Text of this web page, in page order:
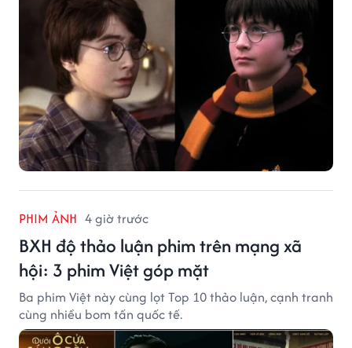
PHIM ẢNH 4 giờ trước
BXH độ thảo luận phim trên mạng xã
hội: 3 phim Việt góp mặt
Ba phim Việt này cùng lọt Top 10 thảo luận, cạnh tranh
cùng nhiều bom tấn quốc tế.